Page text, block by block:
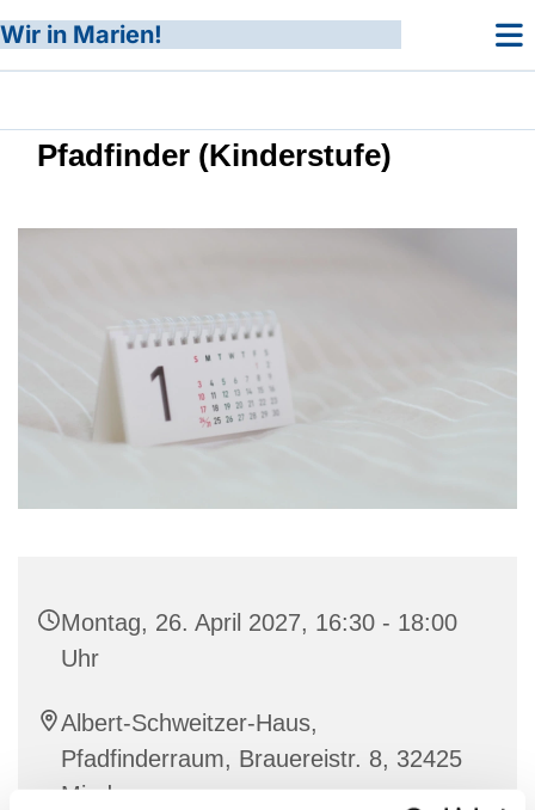
Wir in Marien!
Pfadfinder (Kinderstufe)
Montag, 26. April 2027, 16:30 - 18:00
Uhr
Albert-Schweitzer-Haus,
Pfadfinderraum, Brauereistr. 8, 32425
Minden